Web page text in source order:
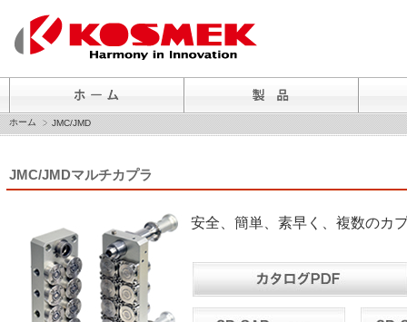
ホーム JMC/JMD
JMC/JMDマルチカプラ
安全、簡単、素早く、複数の